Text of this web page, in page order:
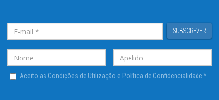
SUBSCREVER
Aceito as Condições de Utilização e Política de Confidencialidade*